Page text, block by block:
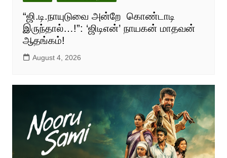
“ஜி.டி.நாயுடுவை அன்றே கொண்டாடி
இருந்தால்…!”: ‘ஜிடிஎன்’ நாயகன் மாதவன்
ஆதங்கம்!
August 4, 2026